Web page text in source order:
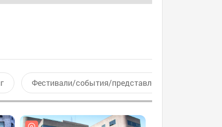
Фестивали/события/представления